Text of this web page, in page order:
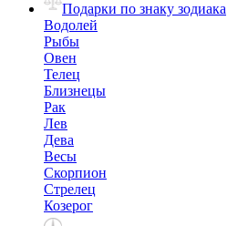
Подарки по знаку зодиака
Водолей
Рыбы
Овен
Телец
Близнецы
Рак
Лев
Дева
Весы
Скорпион
Стрелец
Козерог